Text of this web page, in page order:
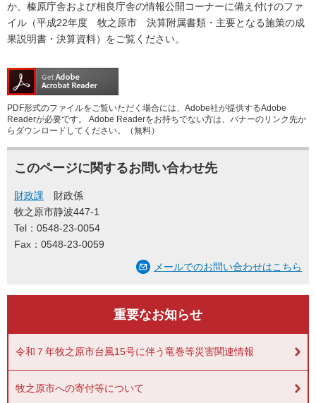
か、榛原庁舎および相良庁舎の情報公開コーナーに備え付けのファ
イル（平成22年度 牧之原市 決算附属書類・主要となる施策の成
果説明書・決算資料）をご覧ください。
PDF形式のファイルをご覧いただく場合には、Adobe社が提供するAdobe
Readerが必要です。
Adobe Readerをお持ちでない方は、バナーのリンク先か
らダウンロードしてください。（無料）
このページに関するお問い合わせ先
財政課
財政係
牧之原市静波447-1
Tel：0548-23-0054
Fax：0548-23-0059
メールでのお問い合わせはこちら
重要なお知らせ
令和７年牧之原市台風15号に伴う竜巻等災害関連情報
牧之原市への寄付等について